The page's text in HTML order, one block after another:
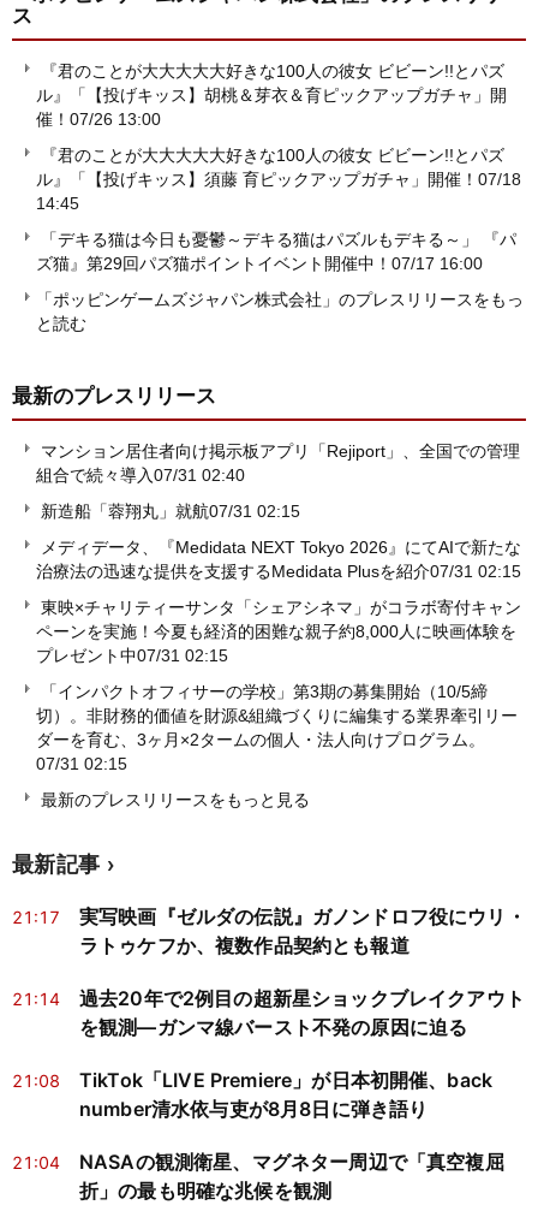
ス
『君のことが大大大大大好きな100人の彼女 ビビーン!!とパズ
ル』「【投げキッス】胡桃＆芽衣＆育ピックアップガチャ」開
催！ 07/26 13:00
『君のことが大大大大大好きな100人の彼女 ビビーン!!とパズ
ル』「【投げキッス】須藤 育ピックアップガチャ」開催！ 07/18
14:45
「デキる猫は今日も憂鬱～デキる猫はパズルもデキる～」 『パ
ズ猫』第29回パズ猫ポイントイベント開催中！ 07/17 16:00
「ポッピンゲームズジャパン株式会社」のプレスリリースをもっ
と読む
最新のプレスリリース
マンション居住者向け掲示板アプリ「Rejiport」、全国での管理
組合で続々導入07/31 02:40
新造船「蓉翔丸」就航07/31 02:15
メディデータ、『Medidata NEXT Tokyo 2026』にてAIで新たな
治療法の迅速な提供を支援するMedidata Plusを紹介07/31 02:15
東映×チャリティーサンタ「シェアシネマ」がコラボ寄付キャン
ペーンを実施！今夏も経済的困難な親子約8,000人に映画体験を
プレゼント中07/31 02:15
「インパクトオフィサーの学校」第3期の募集開始（10/5締
切）。非財務的価値を財源&組織づくりに編集する業界牽引リー
ダーを育む、3ヶ月×2タームの個人・法人向けプログラム。
07/31 02:15
最新のプレスリリースをもっと見る
最新記事
21:17
実写映画『ゼルダの伝説』ガノンドロフ役にウリ・
ラトゥケフか、複数作品契約とも報道
21:14
過去20年で2例目の超新星ショックブレイクアウト
を観測―ガンマ線バースト不発の原因に迫る
21:08
TikTok「LIVE Premiere」が日本初開催、back
number清水依与吏が8月8日に弾き語り
21:04
NASAの観測衛星、マグネター周辺で「真空複屈
折」の最も明確な兆候を観測